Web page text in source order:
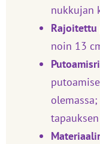
nukkujan
Rajoitettu
noin 13
tapauksen